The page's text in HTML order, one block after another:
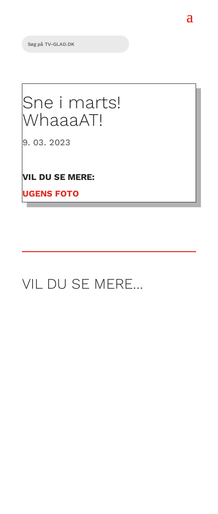
Sne i marts!
WhaaaAT!
9. 03. 2023
VIL DU SE MERE:
UGENS FOTO
VIL DU SE MERE…